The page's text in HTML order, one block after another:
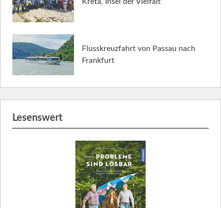
Kreta, Insel der Vielfalt
Flusskreuzfahrt von Passau nach
Frankfurt
Lesenswert